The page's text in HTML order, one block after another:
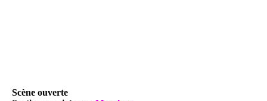
Scène ouverte